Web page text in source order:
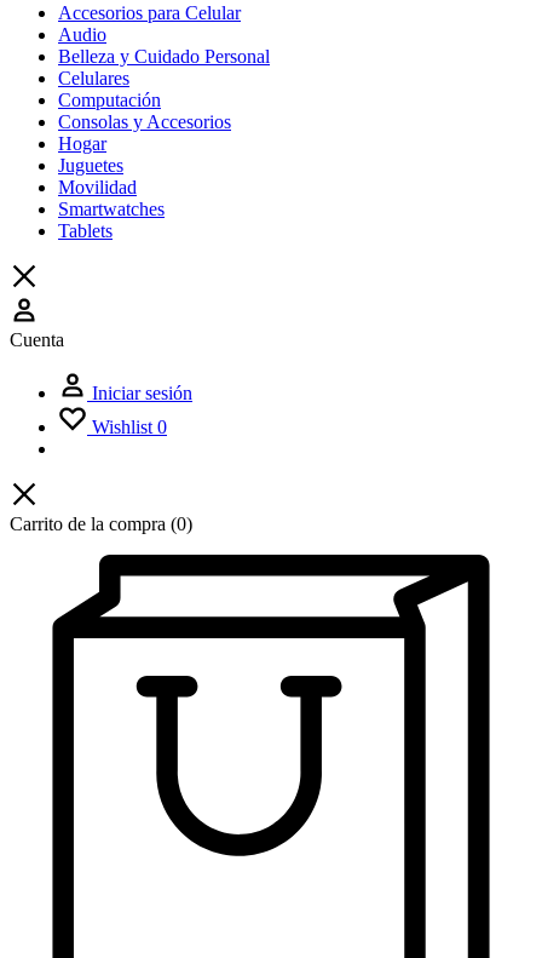
Accesorios para Celular
Audio
Belleza y Cuidado Personal
Celulares
Computación
Consolas y Accesorios
Hogar
Juguetes
Movilidad
Smartwatches
Tablets
Cuenta
Iniciar sesión
Wishlist 0
Carrito de la compra (0)